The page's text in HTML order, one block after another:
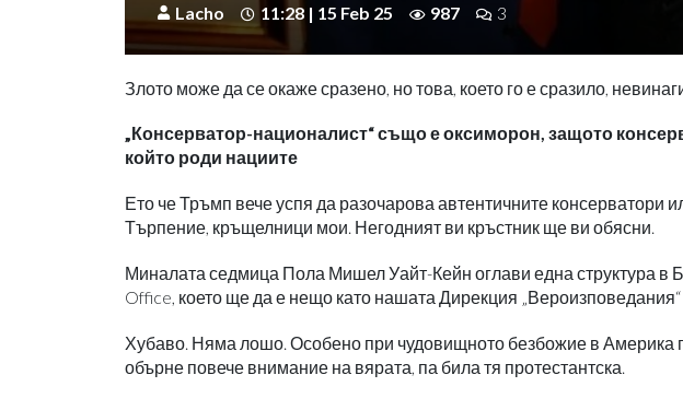
Lacho 11:28 | 15 Feb 25 987 3
Злото може да се окаже сразено, но това, което го е сразило,
„Консерватор-националист“ също е оксиморон, защото
който роди нациите
Ето че Тръмп вече успя да разочарова автентичните консерватори
Търпение, кръщелници мои. Негодният ви кръстник ще ви обясни.
Миналата седмица Пола Мишел Уайт-Кейн оглави една структура в
Office, което ще да е нещо като нашата Дирекция
Хубаво. Няма лошо. Особено при чудовищното безбожие в Америка
обърне повече внимание на вярата, па била тя протестантска.